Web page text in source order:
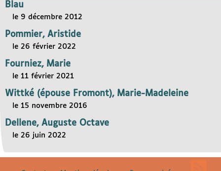
Blau
le 9 décembre 2012
Pommier, Aristide
le 26 février 2022
Fourniez, Marie
le 11 février 2021
Wittké (épouse Fromont), Marie-Madeleine
le 15 novembre 2016
Dellene, Auguste Octave
le 26 juin 2022